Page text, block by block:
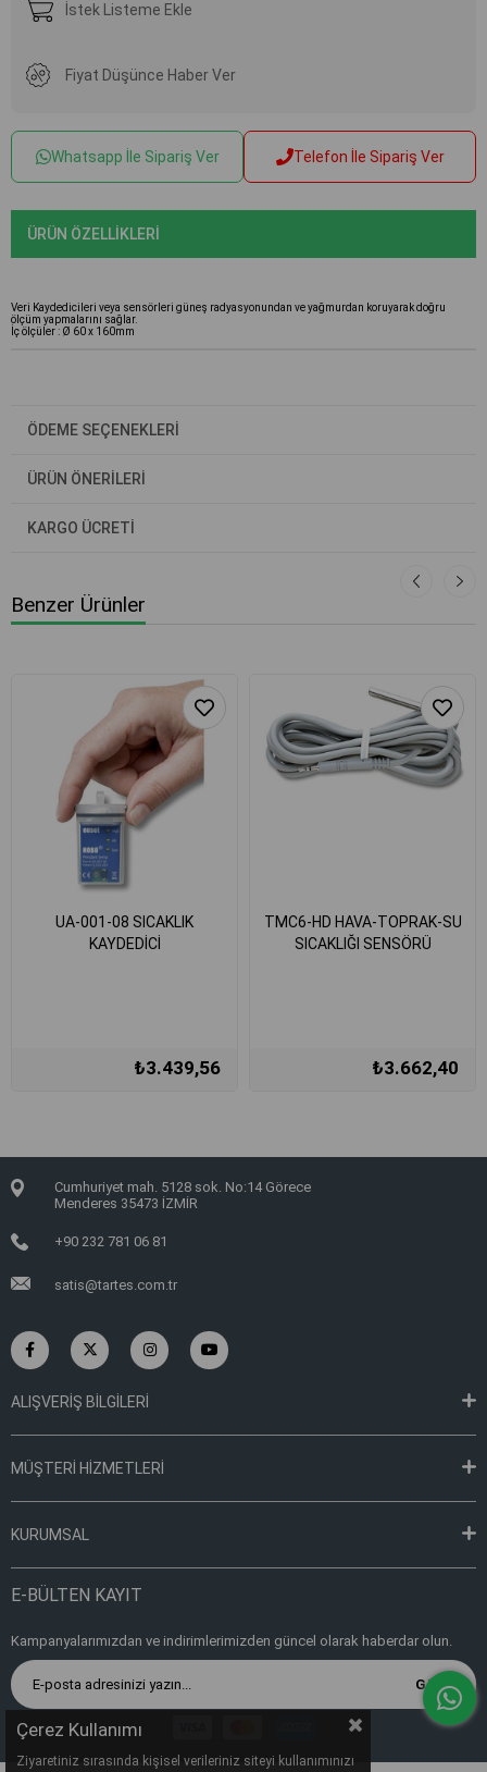
İstek Listeme Ekle
Fiyat Düşünce Haber Ver
Whatsapp İle Sipariş Ver Telefon İle Sipariş Ver
ÜRÜN ÖZELLIKLERI
Veri Kaydedicileri veya sensörleri güneş radyasyonundan ve yağmurdan koruyarak doğru
ölçüm yapmalarını sağlar.
İç ölçüler : Ø 60 x 160mm
ÖDEME SEÇENEKLERI
ÜRÜN ÖNERILERI
KARGO ÜCRETİ
Benzer Ürünler
UA-001-08 SICAKLIK
KAYDEDİCİ
₺3.439,56
TMC6-HD HAVA-TOPRAK-SU
SICAKLIĞI SENSÖRÜ
₺3.662,40
Cumhuriyet mah. 5128 sok. No:14 Görece
Menderes 35473 İZMİR
+90 232 781 06 81
satis@tartes.com.tr
ALIŞVERİŞ BİLGİLERİ
MÜŞTERİ HİZMETLERİ
KURUMSAL
E-BÜLTEN KAYIT
Kampanyalarımızdan ve indirimlerimizden güncel olarak haberdar olun.
Gönder
Çerez Kullanımı
Ziyaretiniz sırasında kişisel verileriniz siteyi kullanımınızı